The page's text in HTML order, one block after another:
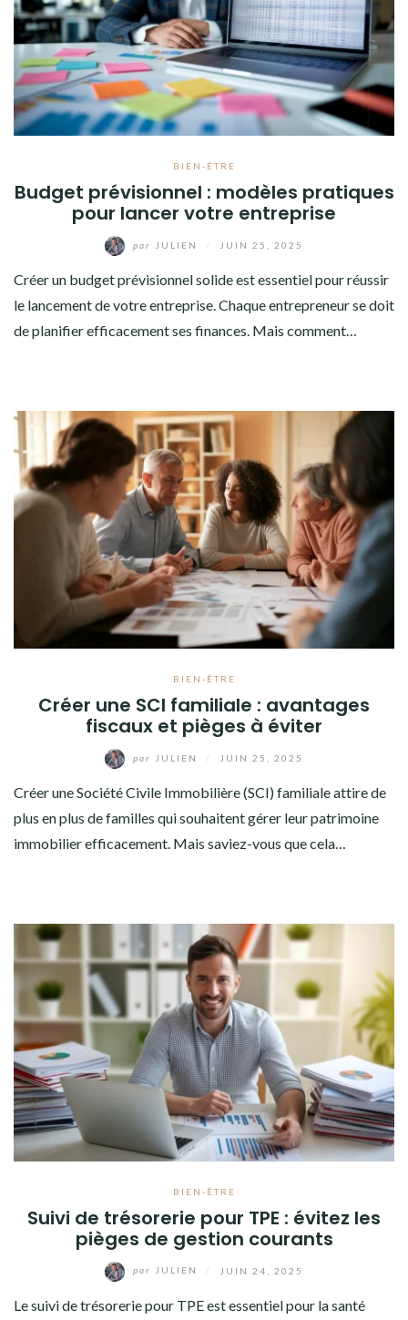
BIEN-ÊTRE
Budget prévisionnel : modèles pratiques
pour lancer votre entreprise
par JULIEN JUIN 25, 2025
Créer un budget prévisionnel solide est essentiel pour réussir
le lancement de votre entreprise. Chaque entrepreneur se doit
de planifier efficacement ses finances. Mais comment…
BIEN-ÊTRE
Créer une SCI familiale : avantages
fiscaux et pièges à éviter
par JULIEN JUIN 25, 2025
Créer une Société Civile Immobilière (SCI) familiale attire de
plus en plus de familles qui souhaitent gérer leur patrimoine
immobilier efficacement. Mais saviez-vous que cela…
BIEN-ÊTRE
Suivi de trésorerie pour TPE : évitez les
pièges de gestion courants
par JULIEN JUIN 24, 2025
Le suivi de trésorerie pour TPE est essentiel pour la santé